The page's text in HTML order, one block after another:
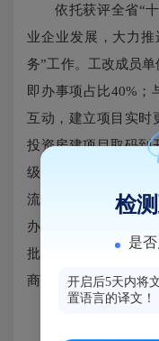
依托获评全省“十
业企业发展，大力
务”工作。工改成员单
即办事项占比40%；
互动，建立项目实时
投资房建项目取码到
级。采取“全流程网
流程“不见面审批 ”
办理；加强审批全过
批、全程监管”，政
商环境的满意度不断
检
是
开启后5天内将
置语言的译文！